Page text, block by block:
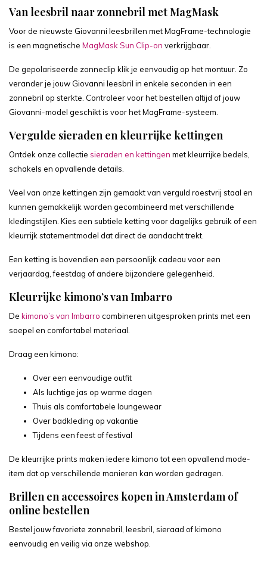
Van leesbril naar zonnebril met MagMask
Voor de nieuwste Giovanni leesbrillen met MagFrame-technologie
is een magnetische MagMask Sun Clip-on verkrijgbaar.
De gepolariseerde zonneclip klik je eenvoudig op het montuur. Zo
verander je jouw Giovanni leesbril in enkele seconden in een
zonnebril op sterkte. Controleer voor het bestellen altijd of jouw
Giovanni-model geschikt is voor het MagFrame-systeem.
Vergulde sieraden en kleurrijke kettingen
Ontdek onze collectie sieraden en kettingen met kleurrijke bedels,
schakels en opvallende details.
Veel van onze kettingen zijn gemaakt van verguld roestvrij staal en
kunnen gemakkelijk worden gecombineerd met verschillende
kledingstijlen. Kies een subtiele ketting voor dagelijks gebruik of een
kleurrijk statementmodel dat direct de aandacht trekt.
Een ketting is bovendien een persoonlijk cadeau voor een
verjaardag, feestdag of andere bijzondere gelegenheid.
Kleurrijke kimono’s van Imbarro
De kimono’s van Imbarro combineren uitgesproken prints met een
soepel en comfortabel materiaal.
Draag een kimono:
Over een eenvoudige outfit
Als luchtige jas op warme dagen
Thuis als comfortabele loungewear
Over badkleding op vakantie
Tijdens een feest of festival
De kleurrijke prints maken iedere kimono tot een opvallend mode-
item dat op verschillende manieren kan worden gedragen.
Brillen en accessoires kopen in Amsterdam of
online bestellen
Bestel jouw favoriete zonnebril, leesbril, sieraad of kimono
eenvoudig en veilig via onze webshop.